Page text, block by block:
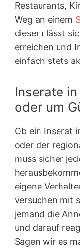
Restaurants,
Weg an einem
diesem lässt
erreichen und
einfach stets
Inserate
oder um
Ob ein Inserat
oder der
muss sicher
eigene
versuchen mit
jemand die
und darauf
Sagen wir es